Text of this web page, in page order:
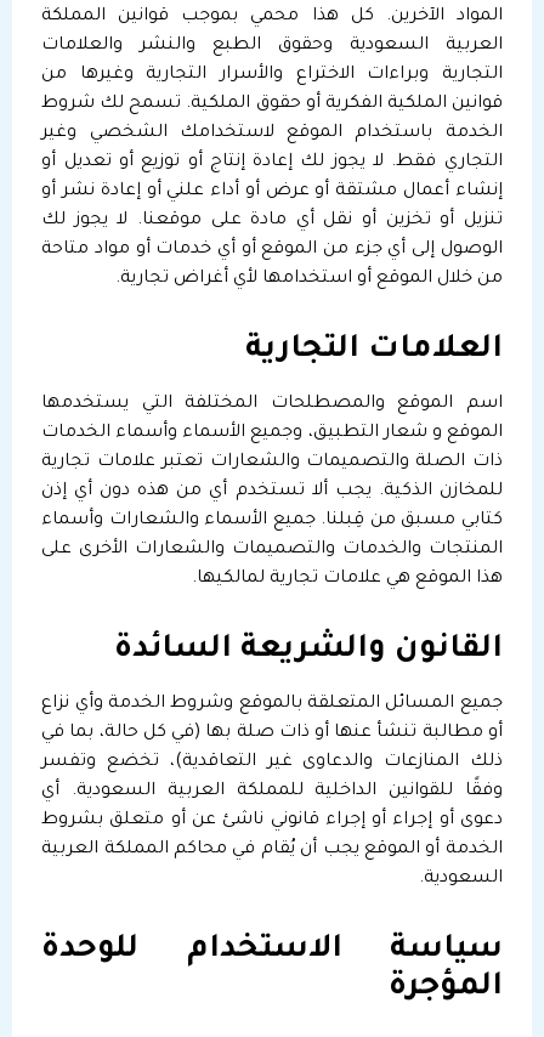
المواد الآخرين. كل هذا محمي بموجب قوانين المملكة
العربية السعودية وحقوق الطبع والنشر والعلامات
التجارية وبراءات الاختراع والأسرار التجارية وغيرها من
قوانين الملكية الفكرية أو حقوق الملكية. تسمح لك شروط
الخدمة باستخدام الموقع لاستخدامك الشخصي وغير
التجاري فقط. لا يجوز لك إعادة إنتاج أو توزيع أو تعديل أو
إنشاء أعمال مشتقة أو عرض أو أداء علني أو إعادة نشر أو
تنزيل أو تخزين أو نقل أي مادة على موقعنا. لا يجوز لك
الوصول إلى أي جزء من الموقع أو أي خدمات أو مواد متاحة
من خلال الموقع أو استخدامها لأي أغراض تجارية.
العلامات التجارية
اسم الموقع والمصطلحات المختلفة التي يستخدمها
الموقع و شعار التطبيق، وجميع الأسماء وأسماء الخدمات
ذات الصلة والتصميمات والشعارات تعتبر علامات تجارية
للمخازن الذكية. يجب ألا تستخدم أي من هذه دون أي إذن
كتابي مسبق من قِبلنا. جميع الأسماء والشعارات وأسماء
المنتجات والخدمات والتصميمات والشعارات الأخرى على
هذا الموقع هي علامات تجارية لمالكيها.
القانون والشريعة السائدة
جميع المسائل المتعلقة بالموقع وشروط الخدمة وأي نزاع
أو مطالبة تنشأ عنها أو ذات صلة بها (في كل حالة، بما في
ذلك المنازعات والدعاوى غير التعاقدية)، تخضع وتفسر
وفقًا للقوانين الداخلية للمملكة العربية السعودية. أي
دعوى أو إجراء أو إجراء قانوني ناشئ عن أو متعلق بشروط
الخدمة أو الموقع يجب أن يُقام في محاكم المملكة العربية
السعودية.
سياسة الاستخدام للوحدة
المؤجرة